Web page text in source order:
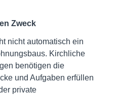
Zweck
nicht automatisch ein
Kirchliche
benötigen die
und Aufgaben erfüllen
private